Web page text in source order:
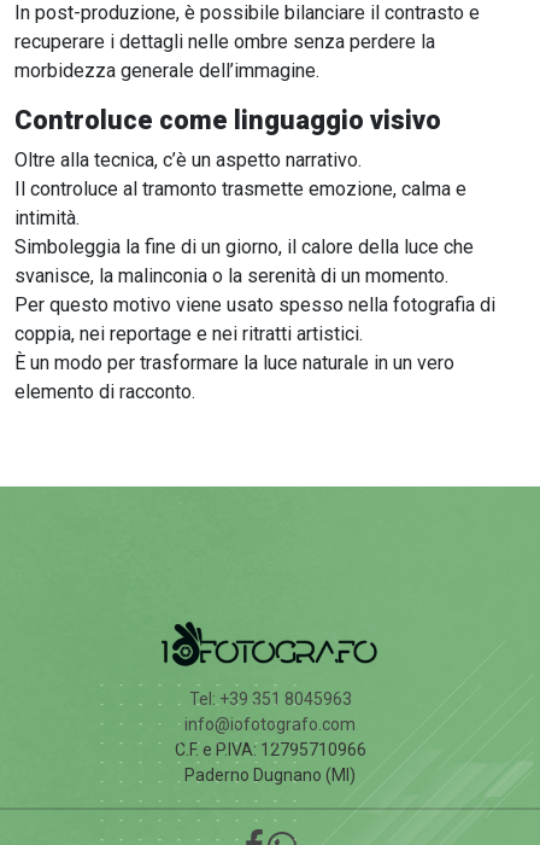
In post-produzione, è possibile bilanciare il contrasto e
recuperare i dettagli nelle ombre senza perdere la
morbidezza generale dell’immagine.
Controluce come linguaggio visivo
Oltre alla tecnica, c’è un aspetto narrativo.
Il controluce al tramonto trasmette emozione, calma e
intimità.
Simboleggia la fine di un giorno, il calore della luce che
svanisce, la malinconia o la serenità di un momento.
Per questo motivo viene usato spesso nella fotografia di
coppia, nei reportage e nei ritratti artistici.
È un modo per trasformare la luce naturale in un vero
elemento di racconto.
Tel: +39 351 8045963
info@iofotografo.com
C.F. e P.IVA: 12795710966
Paderno Dugnano (MI)